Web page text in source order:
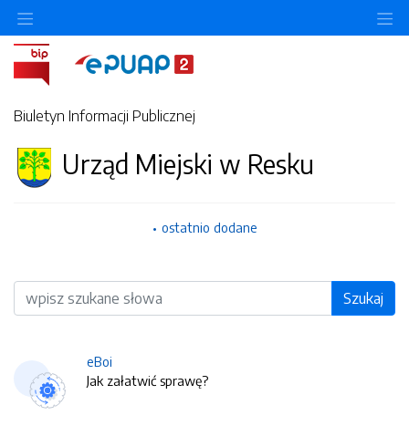
Biuletyn Informacji Publicznej
Urząd Miejski w Resku
ostatnio dodane
Wyszukiwarka Szukaj
eBoi
Jak załatwić sprawę?